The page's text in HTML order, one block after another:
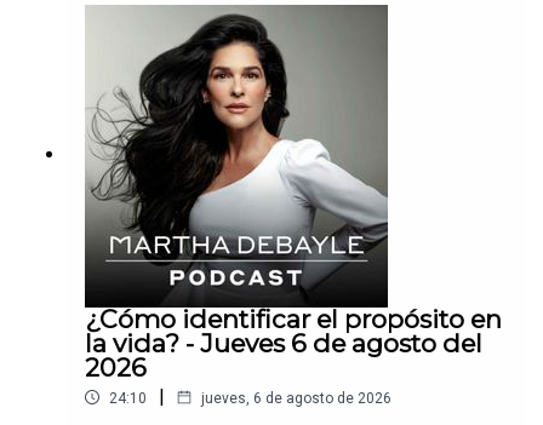
¿Cómo identificar el propósito en
la vida? - Jueves 6 de agosto del
2026
24:10 | jueves, 6 de agosto de 2026